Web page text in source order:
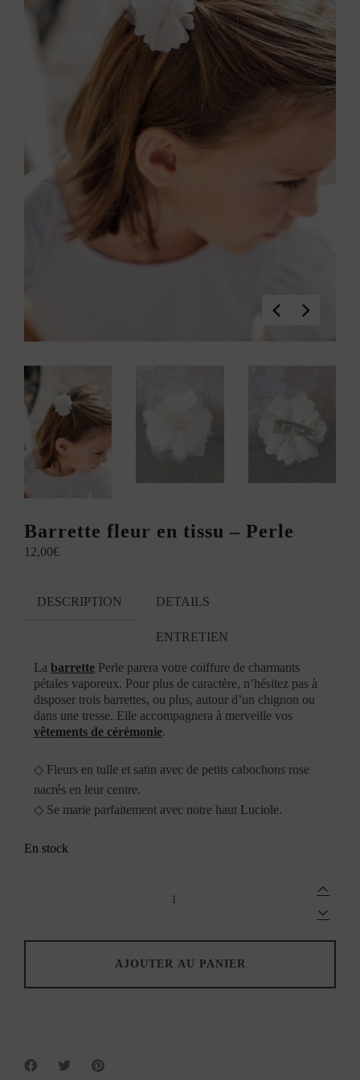
Barrette fleur en tissu – Perle
12,00€
DESCRIPTION DETAILS
ENTRETIEN
La barrette Perle parera votre coiffure de charmants
pétales vaporeux. Pour plus de caractère, n’hésitez pas à
disposer trois barrettes, ou plus, autour d’un chignon ou
dans une tresse. Elle accompagnera à merveille vos
vêtements de cérémonie.
◇ Fleurs en tulle et satin avec de petits cabochons rose
nacrés en leur centre.
◇ Se marie parfaitement avec notre haut Luciole.
En stock
AJOUTER AU PANIER